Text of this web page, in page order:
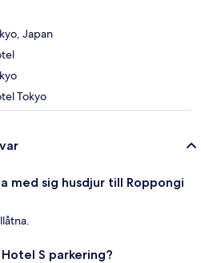
Japan
Tokyo
sig husdjur till Roppongi
S parkering?